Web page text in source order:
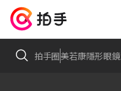
拍手圈美若康隱形眼鏡